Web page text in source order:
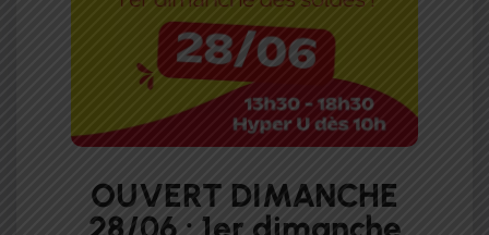
OUVERT DIMANCHE